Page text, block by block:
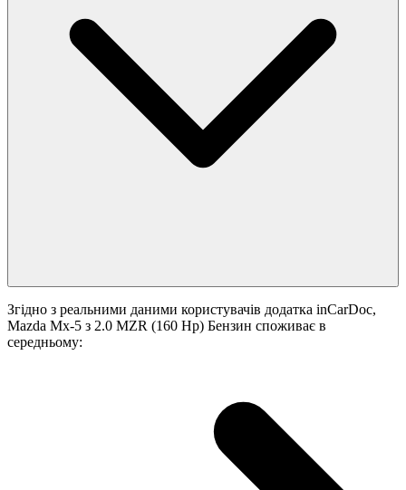
Згідно з реальними даними користувачів додатка inCarDoc,
Mazda Mx-5 з 2.0 MZR (160 Hp) Бензин споживає в
середньому: